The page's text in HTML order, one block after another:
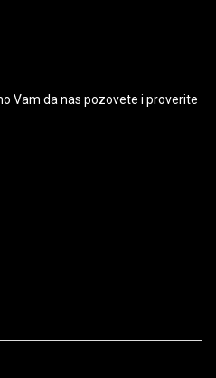
Vam da nas pozovete i proverite